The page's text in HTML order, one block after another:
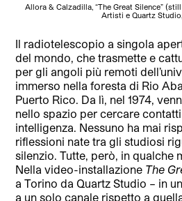
Allora & Calzadilla, “The Great Silence”
Artisti e Quartz
Il radiotelescopio a singola
del mondo, che trasmette e
per gli angoli più remoti
immerso nella foresta di Rio
Puerto Rico. Da lì, nel 1974,
nello spazio per cercare
intelligenza. Nessuno ha mai
riflessioni nate tra gli studiosi
silenzio. Tutte, però, in qualche
Nella video-installazione The
a Torino da Quartz Studio – in
a un solo canale rispetto a